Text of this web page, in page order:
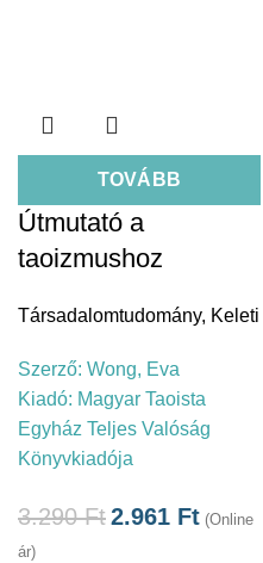
TOVÁBB
Útmutató a
taoizmushoz
Társadalomtudomány, Keleti
Szerző: Wong, Eva
Kiadó: Magyar Taoista
Egyház Teljes Valóság
Könyvkiadója
3.290Ft2.961 Ft (Online
ár)